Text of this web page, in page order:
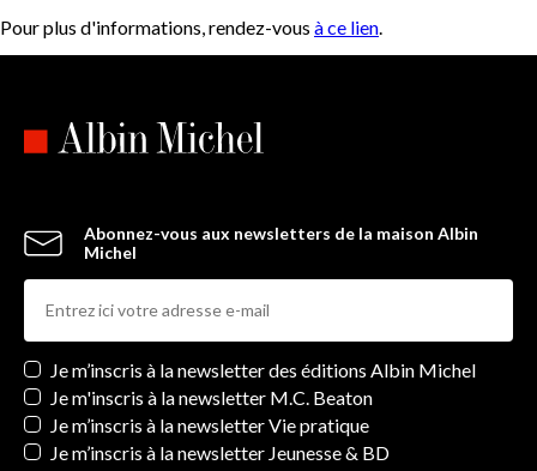
Pour plus d'informations, rendez-vous à ce lien.
Abonnez-vous aux newsletters de la maison Albin
Michel
Newsletters
Je m’inscris à la newsletter des éditions Albin Michel
Je m'inscris à la newsletter M.C. Beaton
Je m’inscris à la newsletter Vie pratique
Je m’inscris à la newsletter Jeunesse & BD